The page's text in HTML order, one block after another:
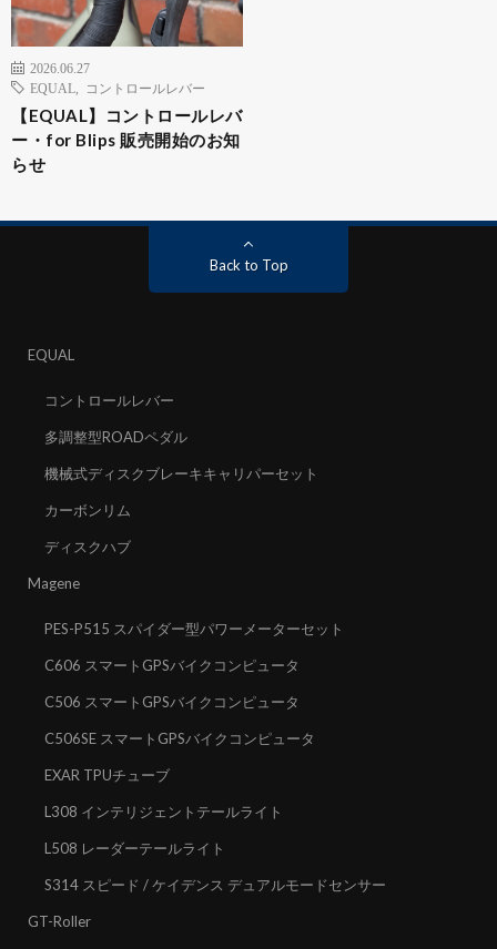
2026.06.27
EQUAL
コントロールレバー
【EQUAL】コントロールレバ
ー・for Blips 販売開始のお知
らせ
Back to Top
EQUAL
コントロールレバー
多調整型ROADペダル
機械式ディスクブレーキキャリパーセット
カーボンリム
ディスクハブ
Magene
PES-P515 スパイダー型パワーメーターセット
C606 スマートGPSバイクコンピュータ
C506 スマートGPSバイクコンピュータ
C506SE スマートGPSバイクコンピュータ
EXAR TPUチューブ
L308 インテリジェントテールライト
L508 レーダーテールライト
S314 スピード / ケイデンス デュアルモードセンサー
GT-Roller